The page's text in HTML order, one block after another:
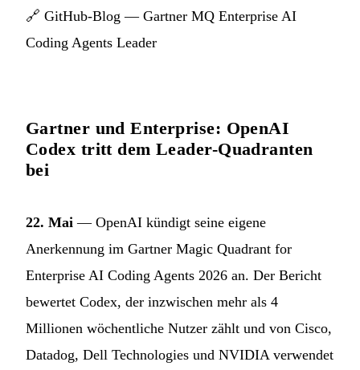
🔗 GitHub-Blog — Gartner MQ Enterprise AI
Coding Agents Leader
Gartner und Enterprise: OpenAI
Codex tritt dem Leader-Quadranten
bei
22. Mai — OpenAI kündigt seine eigene
Anerkennung im Gartner Magic Quadrant for
Enterprise AI Coding Agents 2026 an. Der Bericht
bewertet Codex, der inzwischen mehr als 4
Millionen wöchentliche Nutzer zählt und von Cisco,
Datadog, Dell Technologies und NVIDIA verwendet